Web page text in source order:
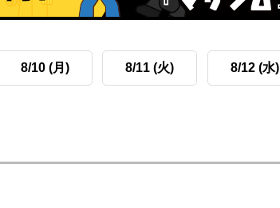
8/10 (月) 8/11 (火) 8/12 (水)